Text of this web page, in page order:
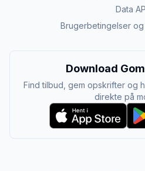
Data
Brugerbetingelser
Download
Find tilbud, gem opskrifter og
direkte på